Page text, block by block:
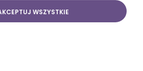
z motywem pływania WR-
WSZYSTKIE